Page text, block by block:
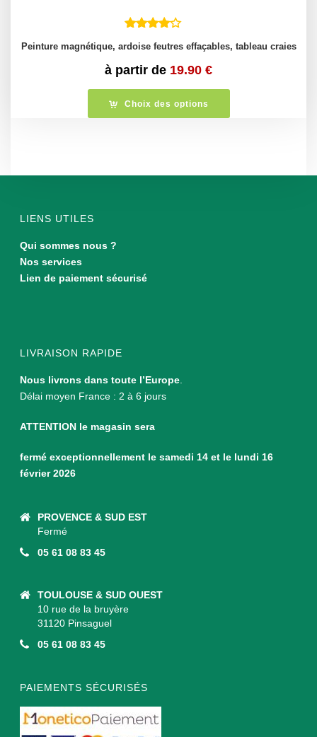
Peinture magnétique, ardoise feutres effaçables, tableau craies
à partir de 19.90 €
Choix des options
LIENS UTILES
Qui sommes nous ?
Nos services
Lien de paiement sécurisé
LIVRAISON RAPIDE
Nous livrons dans toute l’Europe.
Délai moyen France : 2 à 6 jours
ATTENTION le magasin sera
fermé exceptionnellement le samedi 14 et le lundi 16
février 2026
PROVENCE & SUD EST
Fermé
05 61 08 83 45
TOULOUSE & SUD OUEST
10 rue de la bruyère
31120 Pinsaguel
05 61 08 83 45
PAIEMENTS SÉCURISÉS